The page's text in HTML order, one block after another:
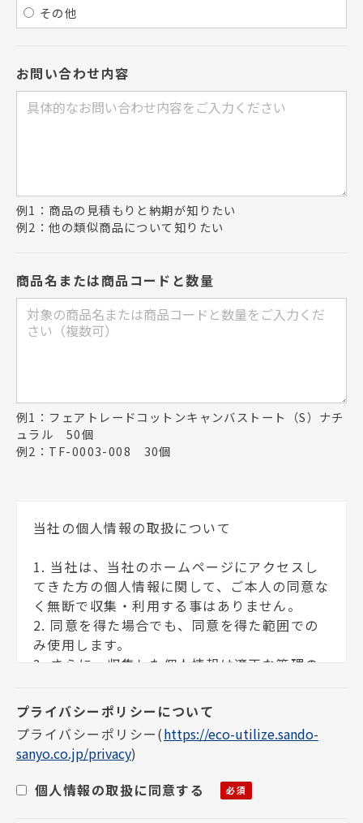
その他
お問い合わせ内容
例1：商品の見積もりと納期が知りたい
例2：他の類似商品について知りたい
商品名または商品コードと数量
例1：フェアトレードコットンキャンバストート（S）ナチ
ュラル 50個
例2：TF-0003-008 30個
当社の個人情報の取扱について
1. 当社は、当社のホームページにアクセスし
てきた方の個人情報に関して、ご本人の同意な
く無断で収集・利用する事はありません。
2. 同意を得た場合でも、同意を得た範囲での
み使用します。
3. さらに、収集した個人情報は適正な管理の
個人情報の利用目的について
お客様の個人情報は下記の目的に使用させて
いただきます。下記の目的以外で個人情報を使
用する場合は、改めて目的をお知らせし、お
プライバシーポリシー(https://eco-utilize.sando-
sanyo.co.jp/privacy)
個人情報の取扱に同意する